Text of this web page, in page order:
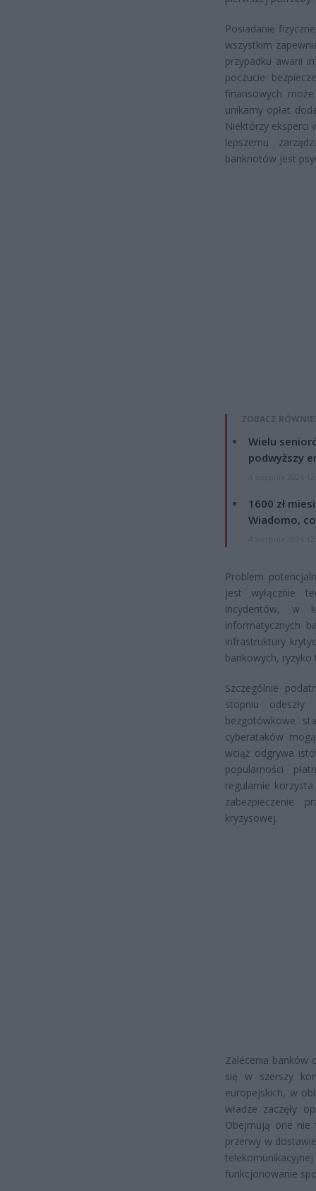
Posiadanie
wszystkim
przypadku awarii
poczucie
finansowych
unikamy opłat
Niektórzy eksperci
lepszemu
banknotów jest
ZOBACZ
Wielu
podwyższy
1600 zł
Wiadomo,
Problem
jest wyłącznie
incydentów, w
informatycznych
infrastruktury
bankowych,
Szczególnie
stopniu
bezgotówkowe
cyberataków
wciąż odgrywa
popularności
regularnie
zabezpieczenie
kryzysowej.
Zalecenia banków
się w szerszy
europejskich, w
władze zaczęły
Obejmują one nie
przerwy w
funkcjonowanie